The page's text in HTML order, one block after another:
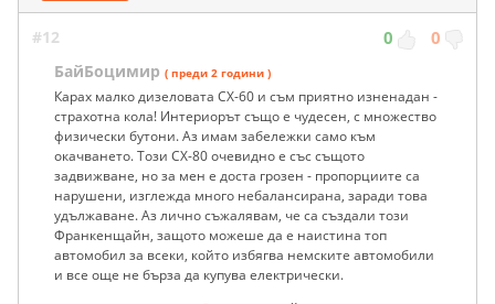
#12 0 0
БайБоцимир ( преди 2 години )
Карах малко дизеловата СХ-60 и съм приятно изненадан -
страхотна кола! Интериорът също е чудесен, с множество
физически бутони. Аз имам забележки само към
окачването. Този СХ-80 очевидно е със същото
задвижване, но за мен е доста грозен - пропорциите са
нарушени, изглежда много небалансирана, заради това
удължаване. Аз лично съжалявам, че са създали този
Франкенщайн, защото можеше да е наистина топ
автомобил за всеки, който избягва немските автомобили
и все още не бърза да купува електрически.